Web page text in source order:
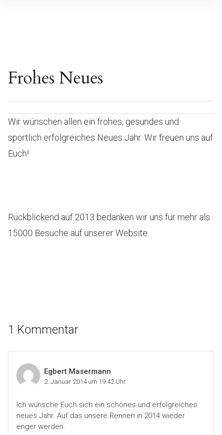
Frohes Neues
Wir wünschen allen ein frohes, gesundes und
sportlich erfolgreiches Neues Jahr. Wir freuen uns auf
Euch!
Rückblickend auf 2013 bedanken wir uns für mehr als
15000 Besuche auf unserer Website.
1 Kommentar
Egbert Masermann
2. Januar 2014 um 19:42 Uhr
Ich wünsche Euch sich ein schönes und erfolgreiches
neues Jahr. Auf das unsere Rennen in 2014 wieder
enger werden.